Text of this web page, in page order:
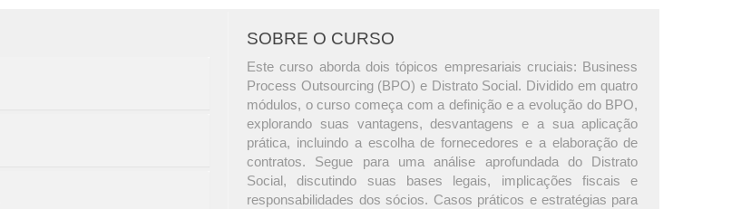
SOBRE O CURSO
Este curso aborda dois tópicos empresariais cruciais: Business
Process Outsourcing (BPO) e Distrato Social. Dividido em quatro
módulos, o curso começa com a definição e a evolução do BPO,
explorando suas vantagens, desvantagens e a sua aplicação
prática, incluindo a escolha de fornecedores e a elaboração de
contratos. Segue para uma análise aprofundada do Distrato
Social, discutindo suas bases legais, implicações fiscais e
responsabilidades dos sócios. Casos práticos e estratégias para